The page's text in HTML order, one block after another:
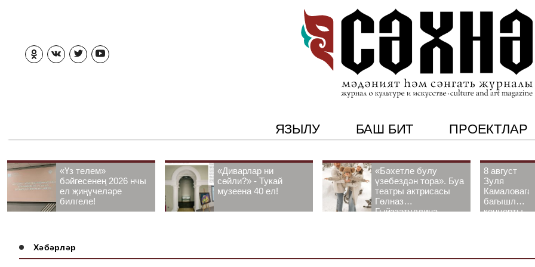
ЯЗЫЛУ БАШ БИТ ПРОЕКТЛАР
«Үз телем»
бәйгесенең 2026 нчы
ел җиңүчеләре
билгеле!
«Диварлар ни
сөйли?» - Тукай
музеена 40 ел!
«Бәхетле булу
үзебездән тора». Буа
театры актрисасы
Гөлназ
Гыйззәтуллина-
8 август
Зуля
Камаловага
багышлау
концерты
Хәбәрләр